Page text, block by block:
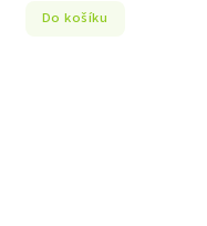
Do košíku